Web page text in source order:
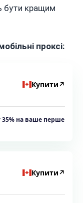
бути кращим
проксі:
Купити ↗
на ваше перше
Купити ↗